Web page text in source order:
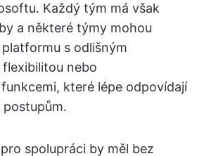
Každý tým má však
a některé týmy mohou
s odlišným
nebo
které lépe odpovídají
spolupráci by měl bez